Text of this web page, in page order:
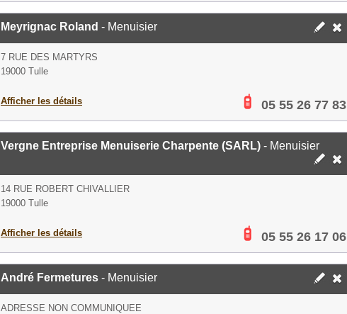
Meyrignac Roland - Menuisier
7 RUE DES MARTYRS
19000 Tulle
Afficher les détails 05 55 26 77 83
Vergne Entreprise Menuiserie Charpente (SARL) - Menuisier
14 RUE ROBERT CHIVALLIER
19000 Tulle
Afficher les détails 05 55 26 17 06
André Fermetures - Menuisier
ADRESSE NON COMMUNIQUEE